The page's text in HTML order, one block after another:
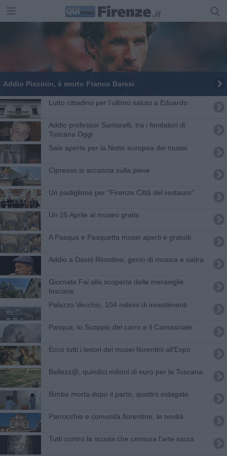
Addio Piscinin, è morto Franco Baresi
Lutto cittadino per l'ultimo saluto a Edoardo
Addio professor Santarelli, tra i fondatori di
Toscana Oggi
Sale aperte per la Notte europea dei musei
Cipresso si accascia sulla pieve
Un padiglione per “Firenze Città del restauro"
Un 25 Aprile al museo gratis
A Pasqua e Pasquetta musei aperti e gratuiti
Addio a David Riondino, genio di musica e satira
Giornate Fai alla scoperta delle meraviglie
toscane
Palazzo Vecchio, 104 milioni di investimenti
Pasqua, lo Scoppio del carro e il Carnasciale
Ecco tutti i tesori dei musei fiorentini all'Expo
Bellezz@, quindici milioni di euro per la Toscana
Bimba morta dopo il parto, quattro indagate
Parrocchie e comunità fiorentine, le novità
Tutti contro la scuola che censura l'arte sacra